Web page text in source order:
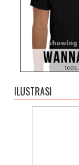
ILUSTRASI